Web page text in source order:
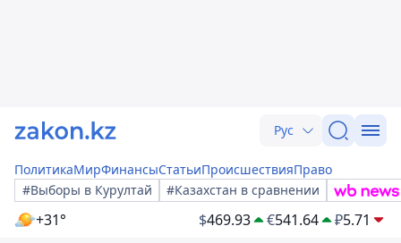
Рус
ПолитикаМирФинансыСтатьиПроисшествияПраво
#Выборы в Курултай
#Казахстан в сравнении
+31° $469.93 €541.64 ₽5.71